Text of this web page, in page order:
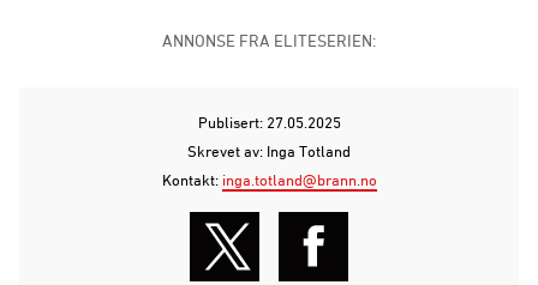
ANNONSE FRA ELITESERIEN:
Publisert: 27.05.2025
Skrevet av: Inga Totland
Kontakt: inga.totland@brann.no